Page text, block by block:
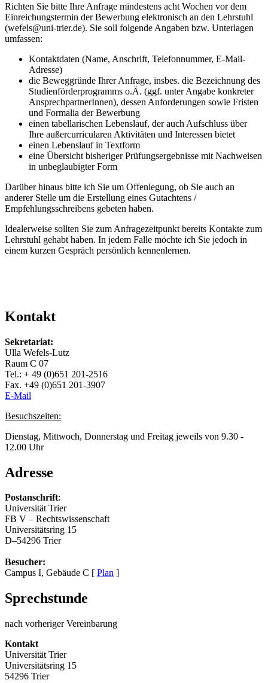
Richten Sie bitte Ihre Anfrage mindestens acht Wochen vor dem
Einreichungstermin der Bewerbung elektronisch an den Lehrstuhl
(wefels@uni-trier.de). Sie soll folgende Angaben bzw. Unterlagen
umfassen:
Kontaktdaten (Name, Anschrift, Telefonnummer, E-Mail-
Adresse)
die Beweggründe Ihrer Anfrage, insbes. die Bezeichnung des
Studienförderprogramms o.Ä. (ggf. unter Angabe konkreter
AnsprechpartnerInnen), dessen Anforderungen sowie Fristen
und Formalia der Bewerbung
einen tabellarischen Lebenslauf, der auch Aufschluss über
Ihre außercurricularen Aktivitäten und Interessen bietet
einen Lebenslauf in Textform
eine Übersicht bisheriger Prüfungsergebnisse mit Nachweisen
in unbeglaubigter Form
Darüber hinaus bitte ich Sie um Offenlegung, ob Sie auch an
anderer Stelle um die Erstellung eines Gutachtens /
Empfehlungsschreibens gebeten haben.
Idealerweise sollten Sie zum Anfragezeitpunkt bereits Kontakte zum
Lehrstuhl gehabt haben. In jedem Falle möchte ich Sie jedoch in
einem kurzen Gespräch persönlich kennenlernen.
Kontakt
Sekretariat:
Ulla Wefels-Lutz
Raum C 07
Tel.: + 49 (0)651 201-2516
Fax. +49 (0)651 201-3907
E-Mail
Besuchszeiten:
Dienstag, Mittwoch, Donnerstag und Freitag jeweils von 9.30 -
12.00 Uhr
Adresse
Postanschrift:
Universität Trier
FB V – Rechtswissenschaft
Universitätsring 15
D–54296 Trier
Besucher:
Campus I, Gebäude C [ Plan ]
Sprechstunde
nach vorheriger Vereinbarung
Kontakt
Universität Trier
Universitätsring 15
54296 Trier